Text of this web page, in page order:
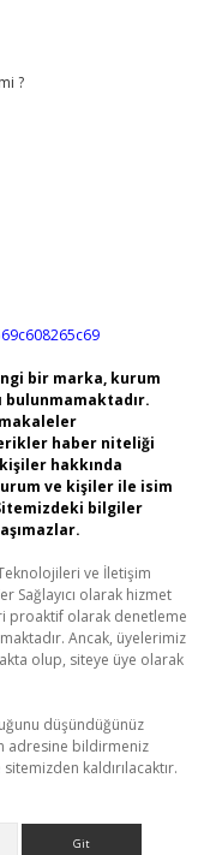
?
bir marka, kurum
bulunmamaktadır.
makaleler
haber niteliği
hakkında
ve kişiler ile isim
bilgiler
ve İletişim
Sağlayıcı olarak hizmet
proaktif olarak denetleme
Ancak, üyelerimiz
olup, siteye üye olarak
düşündüğünüz
adresine bildirmeniz
kaldırılacaktır.